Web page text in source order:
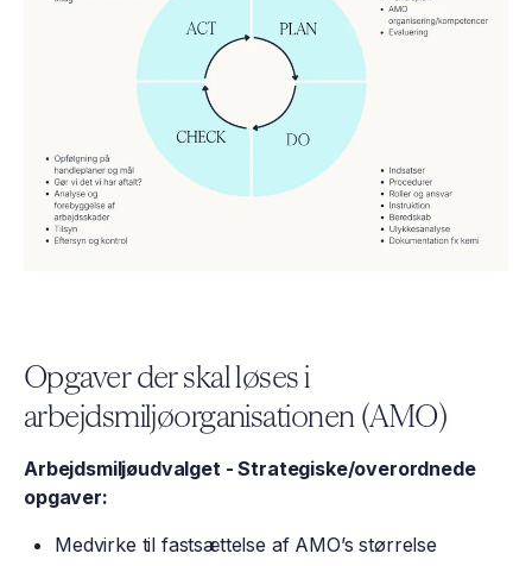
Opgaver der skal løses i
arbejdsmiljøorganisationen (AMO)
Arbejdsmiljøudvalget - Strategiske/overordnede
opgaver:
Medvirke til fastsættelse af AMO’s størrelse